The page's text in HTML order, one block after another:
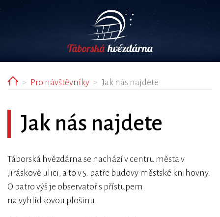
HomePro návštěvníky Jak nás najdete
Jak nás najdete
Táborská hvězdárna se nachází v centru města v
Jiráskově ulici, a to v 5. patře budovy městské knihovny.
O patro výš je observatoř s přístupem
na vyhlídkovou plošinu.